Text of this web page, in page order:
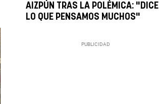
AIZPÚN TRAS LA POLÉMICA: "DICE
LO QUE PENSAMOS MUCHOS"